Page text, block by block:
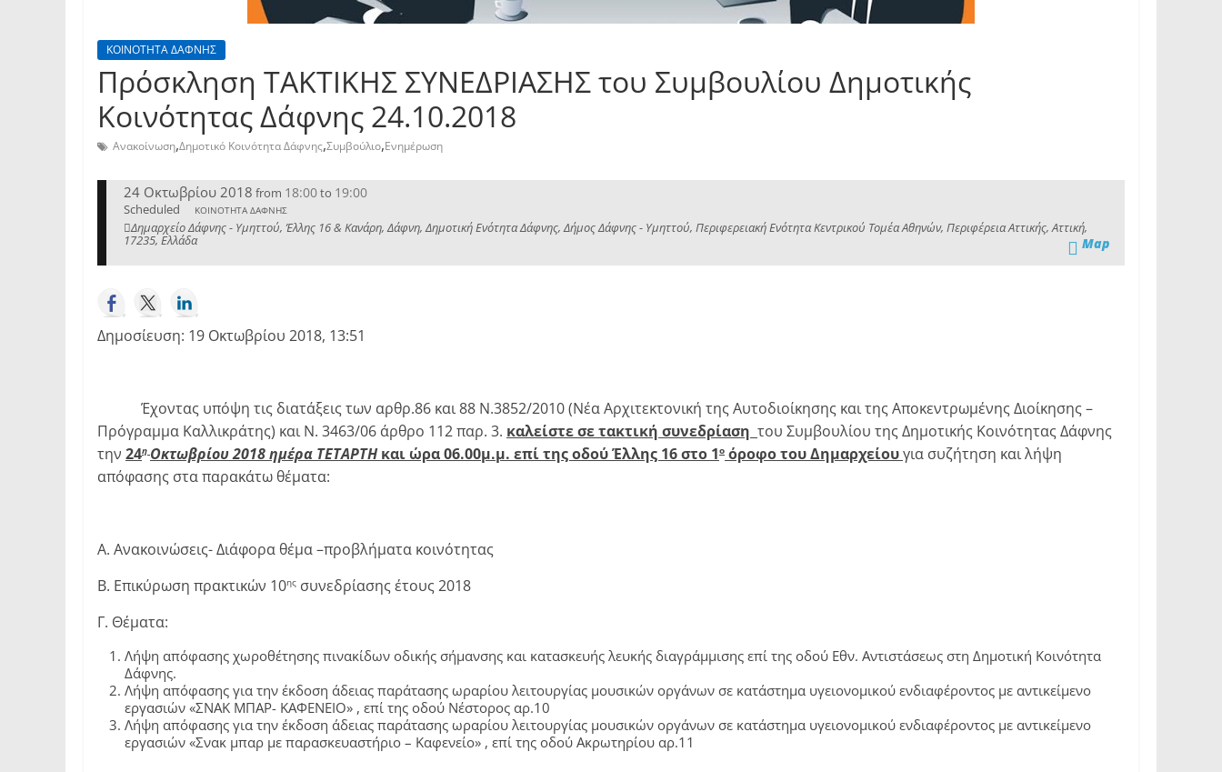
ΚΟΙΝΟΤΗΤΑ ΔΑΦΝΗΣ
Πρόσκληση TAKTIKHΣ ΣΥΝΕΔΡΙΑΣΗΣ του Συμβουλίου Δημοτικής
Κοινότητας Δάφνης 24.10.2018
Ανακοίνωση,Δημοτικό Κοινότητα Δάφνης,Συμβούλιο,Ενημέρωση
24 Οκτωβρίου 2018 from 18:00to 19:00
Scheduled ΚΟΙΝΟΤΗΤΑ ΔΑΦΝΗΣ
Δημαρχείο Δάφνης - Υμηττού, Έλλης 16 & Κανάρη, Δάφνη, Δημοτική Ενότητα Δάφνης, Δήμος Δάφνης - Υμηττού, Περιφερειακή Ενότητα Κεντρικού Τομέα Αθηνών, Περιφέρεια Αττικής, Αττική,
17235, Ελλάδα Map
Δημοσίευση: 19 Οκτωβρίου 2018, 13:51
Έχοντας υπόψη τις διατάξεις των αρθρ.86 και 88 Ν.3852/2010 (Νέα Αρχιτεκτονική της Αυτοδιοίκησης και της Αποκεντρωμένης Διοίκησης –
Πρόγραμμα Καλλικράτης) και Ν. 3463/06 άρθρο 112 παρ. 3. καλείστε σε τακτική συνεδρίαση του Συμβουλίου της Δημοτικής Κοινότητας Δάφνης
την 24η Οκτωβρίου 2018 ημέρα ΤΕΤΑΡΤΗκαι ώρα 06.00μ.μ. επί της οδού Έλλης 16 στο 1ο όροφο του Δημαρχείουγια συζήτηση και λήψη
απόφασης στα παρακάτω θέματα:
Α. Ανακοινώσεις- Διάφορα θέμα –προβλήματα κοινότητας
Β. Επικύρωση πρακτικών 10ης συνεδρίασης έτους 2018
Γ. Θέματα:
Λήψη απόφασης χωροθέτησης πινακίδων οδικής σήμανσης και κατασκευής λευκής διαγράμμισης επί της οδού Εθν. Αντιστάσεως στη Δημοτική Κοινότητα
Δάφνης.
Λήψη απόφασης για την έκδοση άδειας παράτασης ωραρίου λειτουργίας μουσικών οργάνων σε κατάστημα υγειονομικού ενδιαφέροντος με αντικείμενο
εργασιών «ΣΝΑΚ ΜΠΑΡ- ΚΑΦΕΝΕΙΟ» , επί της οδού Νέστορος αρ.10
Λήψη απόφασης για την έκδοση άδειας παράτασης ωραρίου λειτουργίας μουσικών οργάνων σε κατάστημα υγειονομικού ενδιαφέροντος με αντικείμενο
εργασιών «Σνακ μπαρ με παρασκευαστήριο – Καφενείο» , επί της οδού Ακρωτηρίου αρ.11